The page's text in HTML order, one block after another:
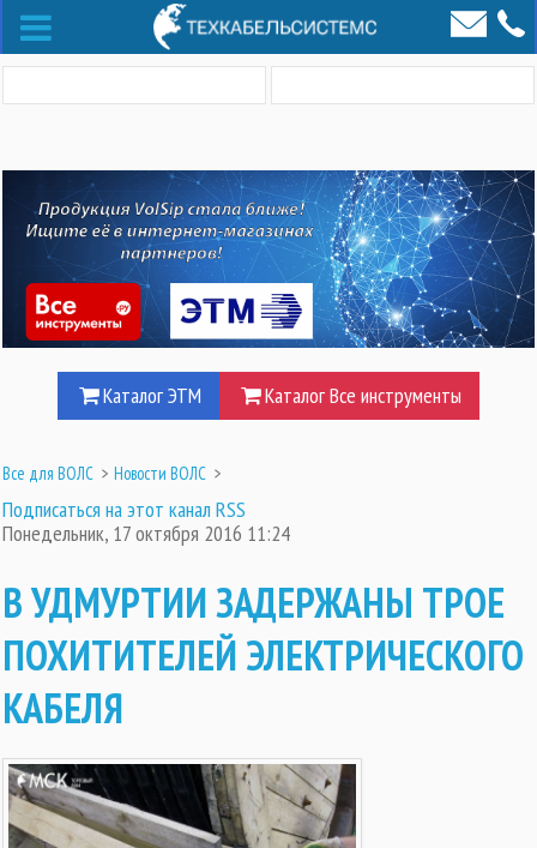
Каталог ЭТМ Каталог Все инструменты
Все для ВОЛС > Новости ВОЛС >
Подписаться на этот канал RSS
Понедельник, 17 октября 2016 11:24
В УДМУРТИИ ЗАДЕРЖАНЫ ТРОЕ
ПОХИТИТЕЛЕЙ ЭЛЕКТРИЧЕСКОГО
КАБЕЛЯ